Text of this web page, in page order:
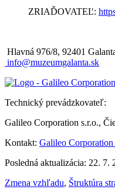
ZRIAĎOVATEĽ:
Hlavná 976/8, 92401
info@muzeumgalanta.sk
Technický prevádzkovateľ:
Galileo Corporation s.r.o.,
Kontakt: Galileo Corporation
Posledná aktualizácia: 22. 7.
Zmena vzhľadu, Štruktúra